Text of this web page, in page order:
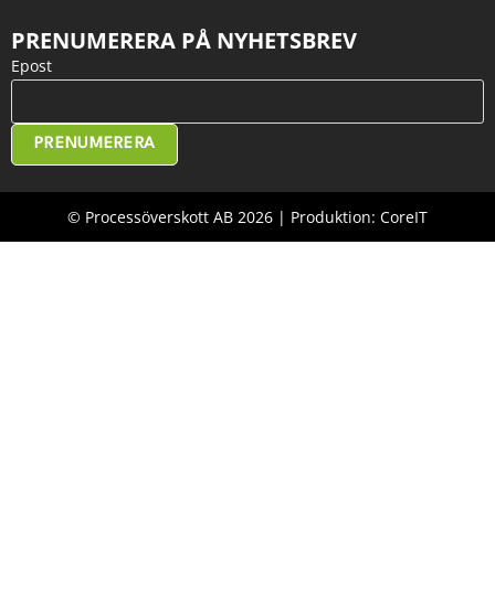
PRENUMERERA PÅ NYHETSBREV
Epost
PRENUMERERA
© Processöverskott AB 2026 | Produktion: CoreIT